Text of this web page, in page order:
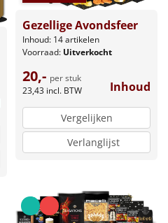
Gezellige Avondsfeer
Inhoud: 14 artikelen
Voorraad: Uitverkocht
20,- per stuk
23,43 incl. BTW Inhoud
Vergelijken
Verlanglijst